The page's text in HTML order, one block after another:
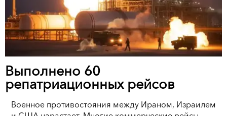
Выполнено 60
репатриационных рейсов
Военное противостояния между Ираном, Израилем